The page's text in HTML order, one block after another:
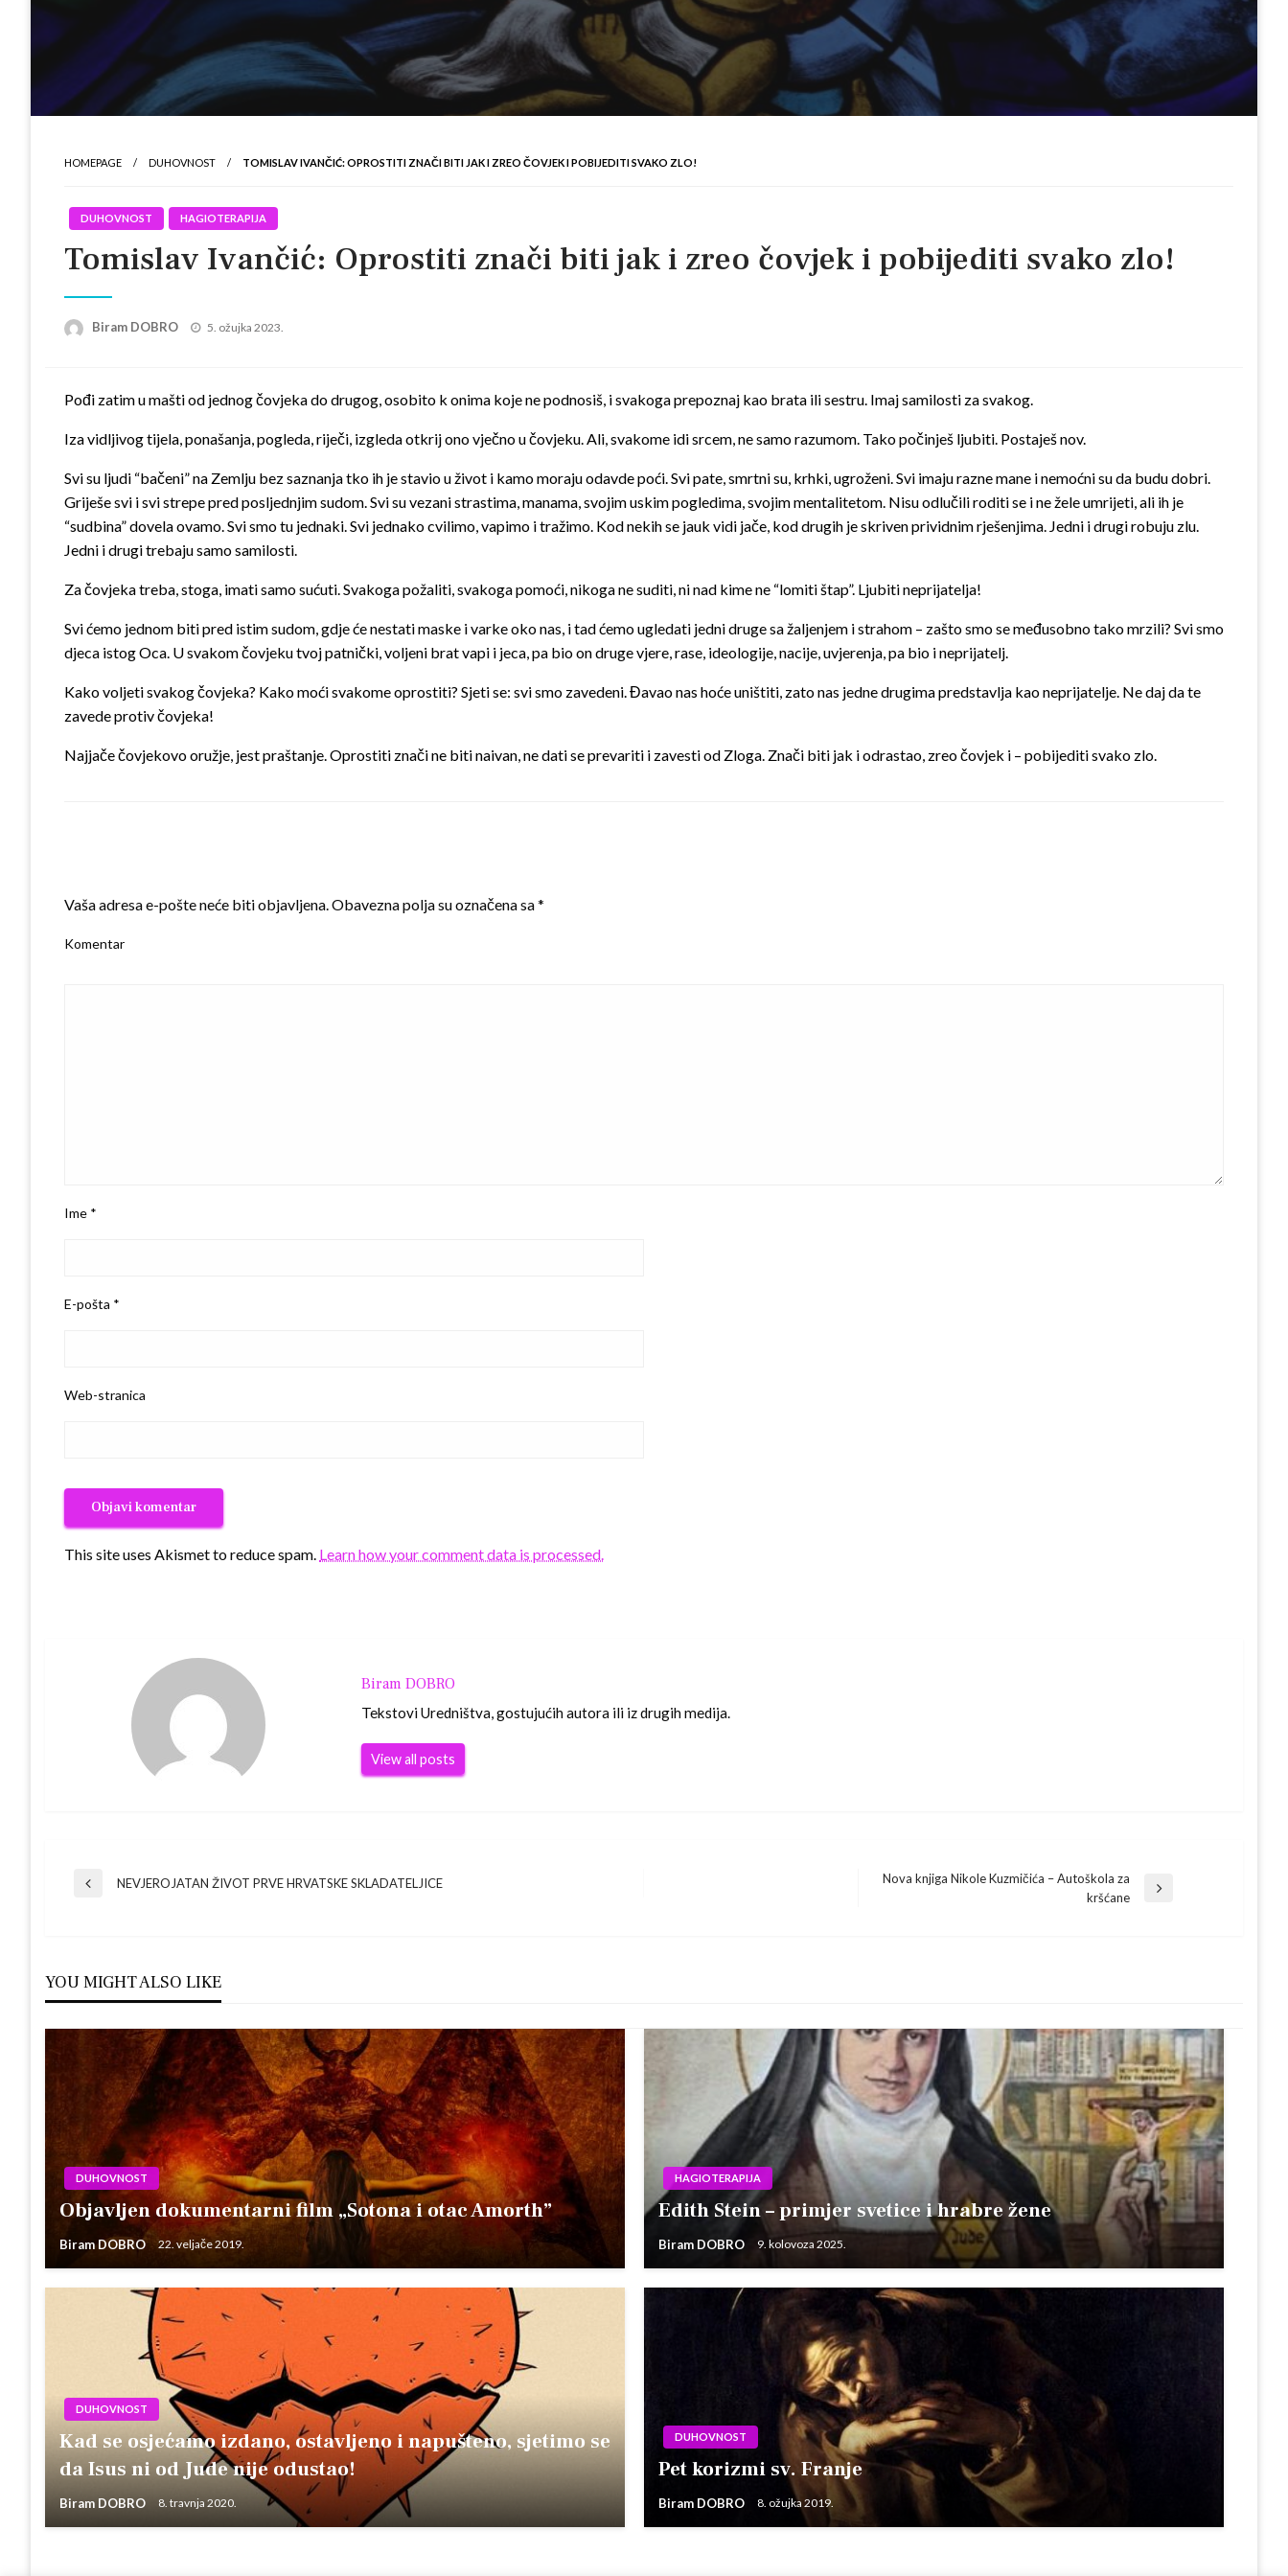
HOMEPAGE DUHOVNOST TOMISLAV IVANČIĆ: OPROSTITI ZNAČI BITI JAK I ZREO ČOVJEK I POBIJEDITI SVAKO ZLO!
DUHOVNOST HAGIOTERAPIJA
Tomislav Ivančić: Oprostiti znači biti jak i zreo čovjek i pobijediti svako zlo!
Biram DOBRO
Posted
5. ožujka 2023.
Pođi zatim u mašti od jednog čovjeka do drugog, osobito k onima koje ne podnosiš, i svakoga prepoznaj kao brata ili sestru. Imaj samilosti za svakog.
Iza vidljivog tijela, ponašanja, pogleda, riječi, izgleda otkrij ono vječno u čovjeku. Ali, svakome idi srcem, ne samo razumom. Tako počinješ ljubiti. Postaješ nov.
Svi su ljudi “bačeni” na Zemlju bez saznanja tko ih je stavio u život i kamo moraju odavde poći. Svi pate, smrtni su, krhki, ugroženi. Svi imaju razne mane i nemoćni su da budu dobri.
Griješe svi i svi strepe pred posljednjim sudom. Svi su vezani strastima, manama, svojim uskim pogledima, svojim mentalitetom. Nisu odlučili roditi se i ne žele umrijeti, ali ih je
“sudbina” dovela ovamo. Svi smo tu jednaki. Svi jednako cvilimo, vapimo i tražimo. Kod nekih se jauk vidi jače, kod drugih je skriven prividnim rješenjima. Jedni i drugi robuju zlu.
Jedni i drugi trebaju samo samilosti.
Za čovjeka treba, stoga, imati samo sućuti. Svakoga požaliti, svakoga pomoći, nikoga ne suditi, ni nad kime ne “lomiti štap”. Ljubiti neprijatelja!
Svi ćemo jednom biti pred istim sudom, gdje će nestati maske i varke oko nas, i tad ćemo ugledati jedni druge sa žaljenjem i strahom – zašto smo se međusobno tako mrzili? Svi smo
djeca istog Oca. U svakom čovjeku tvoj patnički, voljeni brat vapi i jeca, pa bio on druge vjere, rase, ideologije, nacije, uvjerenja, pa bio i neprijatelj.
Kako voljeti svakog čovjeka? Kako moći svakome oprostiti? Sjeti se: svi smo zavedeni. Đavao nas hoće uništiti, zato nas jedne drugima predstavlja kao neprijatelje. Ne daj da te
zavede protiv čovjeka!
Najjače čovjekovo oružje, jest praštanje. Oprostiti znači ne biti naivan, ne dati se prevariti i zavesti od Zloga. Znači biti jak i odrastao, zreo čovjek i – pobijediti svako zlo.
Vaša adresa e-pošte neće biti objavljena.Obavezna polja su označena sa*
Komentar
Ime *
E-pošta *
Web-stranica
This site uses Akismet to reduce spam. Learn how your comment data is processed.
Biram DOBRO
Tekstovi Uredništva, gostujućih autora ili iz drugih medija.
View all posts
Navigacija
Previous
NEVJEROJATAN ŽIVOT PRVE HRVATSKE SKLADATELJICE
Nova knjiga Nikole Kuzmičića – Autoškola za
kršćane
YOU MIGHT ALSO LIKE
DUHOVNOST
Objavljen dokumentarni film „Sotona i otac Amorth”
Biram DOBRO 22. veljače 2019.
HAGIOTERAPIJA
Edith Stein – primjer svetice i hrabre žene
Biram DOBRO 9. kolovoza 2025.
DUHOVNOST
Kad se osjećamo izdano, ostavljeno i napušteno, sjetimo se
da Isus ni od Jude nije odustao!
Biram DOBRO 8. travnja 2020.
DUHOVNOST
Pet korizmi sv. Franje
Biram DOBRO 8. ožujka 2019.